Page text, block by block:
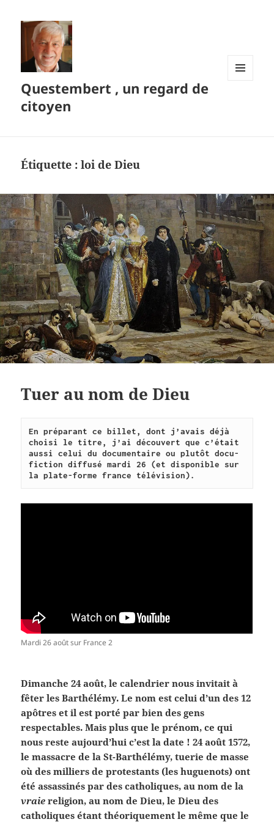
Questembert , un regard de
citoyen
Étiquette :loi de Dieu
Tuer au nom de Dieu
En préparant ce billet, dont j’avais déjà
choisi le titre, j’ai découvert que c’était
aussi celui du documentaire ou plutôt docu-
fiction diffusé mardi 26 (et disponible sur
la plate-forme france télévision).
Mardi 26 août sur France 2
Dimanche 24 août, le calendrier nous invitait à
fêter les Barthélémy. Le nom est celui d’un des 12
apôtres et il est porté par bien des gens
respectables. Mais plus que le prénom, ce qui
nous reste aujourd’hui c’est la date ! 24 août 1572,
le massacre de la St-Barthélémy, tuerie de masse
où des milliers de protestants (les huguenots) ont
été assassinés par des catholiques, au nom de la
vraie religion, au nom de Dieu, le Dieu des
catholiques étant théoriquement le même que le